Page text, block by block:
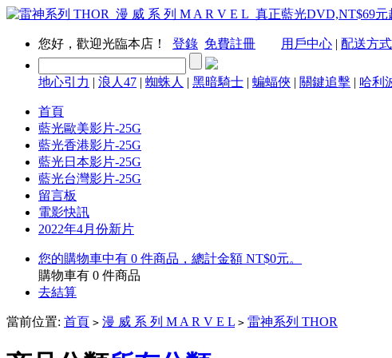
您好，歡迎光臨本店！ 登錄 免費註冊 用戶中心 | 配送方式
地心引力 | 浪人47 | 蜘蛛人 | 黑暗騎士 | 蝙蝠俠 | 關鍵追擊 | 哈利
首頁
藍光歐美影片-25G
藍光香港影片-25G
藍光日本影片-25G
藍光台灣影片-25G
留言板
電影快訊
2022年4月份新片
您的購物車中有 0 件商品，總計金額 NT$0元。
購物車有 0 件商品
去結算
當前位置: 首頁 > 漫 威 系 列 M A R V E L > 雷神系列 THOR